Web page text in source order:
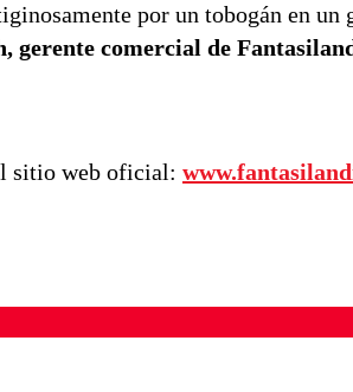
por un tobogán en un
gerente comercial de
sitio web oficial: